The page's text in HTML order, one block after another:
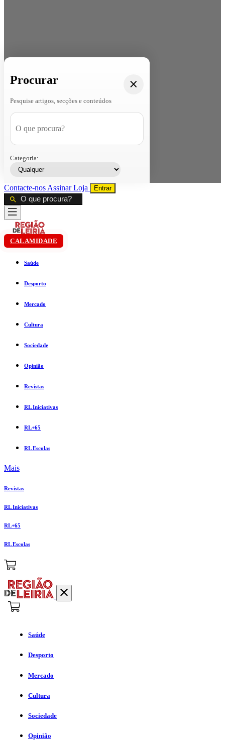
Procurar
Pesquise artigos, secções e conteúdos
Categoria:
Contacte-nos AssinarLoja Entrar
CALAMIDADE
Saúde
Desporto
Mercado
Cultura
Sociedade
Opinião
Revistas
RL Iniciativas
RL+65
RL Escolas
Mais
Revistas
RL Iniciativas
RL+65
RL Escolas
Saúde
Desporto
Mercado
Cultura
Sociedade
Opinião